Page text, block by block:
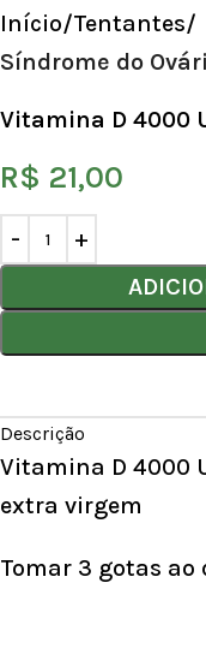
Início Tentantes
Síndrome do
Vitamina D 4000
R$ 21,00
Descrição
Vitamina D 4000
extra virgem
Tomar 3 gotas ao